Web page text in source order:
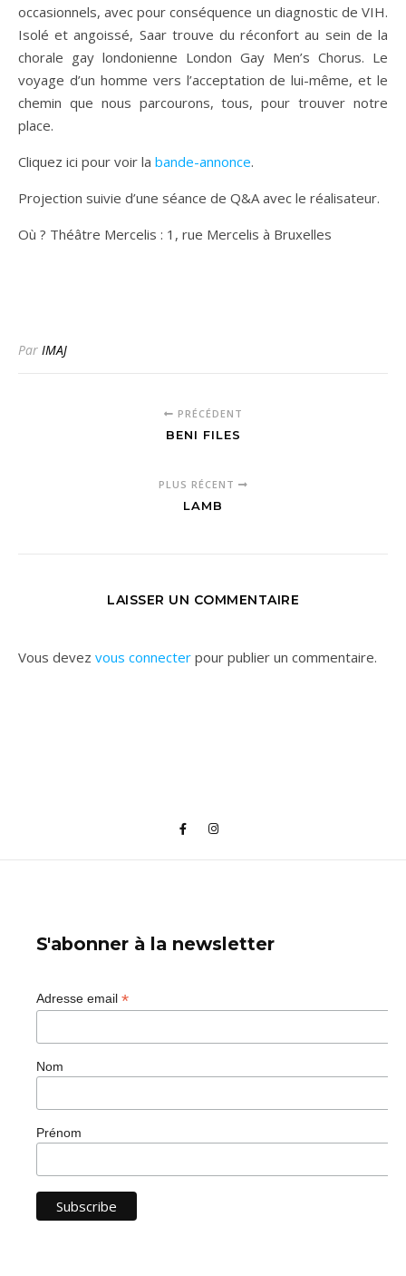
occasionnels, avec pour conséquence un diagnostic de VIH.
Isolé et angoissé, Saar trouve du réconfort au sein de la
chorale gay londonienne London Gay Men’s Chorus. Le
voyage d’un homme vers l’acceptation de lui-même, et le
chemin que nous parcourons, tous, pour trouver notre
place.
Cliquez ici pour voir la bande-annonce.
Projection suivie d’une séance de Q&A avec le réalisateur.
Où ? Théâtre Mercelis : 1, rue Mercelis à Bruxelles
Par IMAJ
PRÉCÉDENT
BENI FILES
PLUS RÉCENT
LAMB
LAISSER UN COMMENTAIRE
Vous devez vous connecter pour publier un commentaire.
S'abonner à la newsletter
Adresse email *
Nom
Prénom